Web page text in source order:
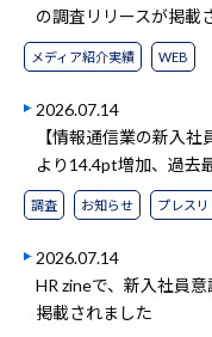
の調査リリースが掲載
メディア紹介実績 WEB
2026.07.14
【情報通信業の新入
より14.4pt増加、過去
調査 お知らせ プレスリ
2026.07.14
HR zineで、新入社員
掲載されました